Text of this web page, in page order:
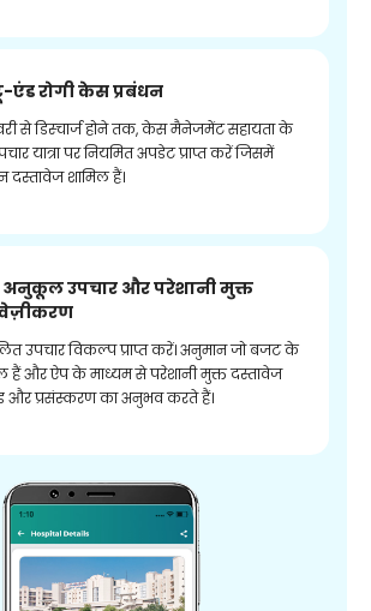
एंड रोगी केस प्रबंधन
से डिस्चार्ज होने तक, केस मैनेजमेंट सहायता के
यात्रा पर नियमित अपडेट प्राप्त करें जिसमें
दस्तावेज शामिल हैं।
उपचार और परेशानी मुक्त
उपचार विकल्प प्राप्त करें। अनुमान जो बजट के
और ऐप के माध्यम से परेशानी मुक्त दस्तावेज
और प्रसंस्करण का अनुभव करते हैं।